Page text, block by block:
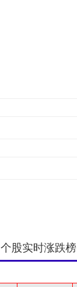
个股实时涨跌榜